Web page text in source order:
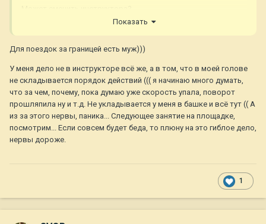
Показать
Для поездок за границей есть муж)))
У меня дело не в инструкторе всё же, а в том, что в моей голове
не складывается порядок действий ((( я начинаю много думать,
что за чем, почему, пока думаю уже скорость упала, поворот
прошляпила ну и т.д. Не укладывается у меня в башке и всё тут (( А
из за этого нервы, паника... Следующее занятие на площадке,
посмотрим... Если совсем будет беда, то плюну на это гиблое дело,
нервы дороже.
1